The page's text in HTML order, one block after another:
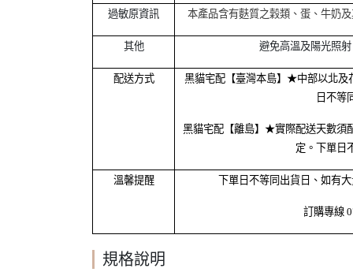
過敏原資訊 本產品含有麩質之穀類、蛋、牛奶
其他 避免高溫及陽光照
配送方式
黑貓宅配【臺灣本島】★中部以北及
日不等
黑貓宅配【離島】★實際配送天數須
定。下單日
溫馨提醒 下單日不等同出貨日、如有
訂購專線
規格說明